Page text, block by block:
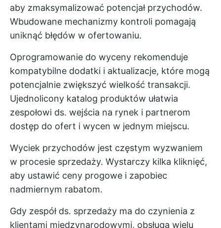
aby zmaksymalizować potencjał przychodów.
Wbudowane mechanizmy kontroli pomagają
uniknąć błędów w ofertowaniu.
Oprogramowanie do wyceny rekomenduje
kompatybilne dodatki i aktualizacje, które mogą
potencjalnie zwiększyć wielkość transakcji.
Ujednolicony katalog produktów ułatwia
zespołowi ds. wejścia na rynek i partnerom
dostęp do ofert i wycen w jednym miejscu.
Wyciek przychodów jest częstym wyzwaniem
w procesie sprzedaży. Wystarczy kilka kliknięć,
aby ustawić ceny progowe i zapobiec
nadmiernym rabatom.
Gdy zespół ds. sprzedaży ma do czynienia z
klientami międzynarodowymi, obsługa wielu